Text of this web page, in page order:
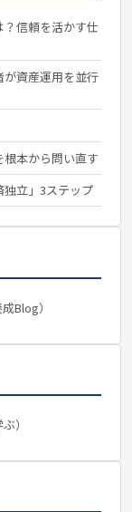
信頼を活かす仕
資産運用を並行
本から問い直す
立」3ステップ
Blog）
）